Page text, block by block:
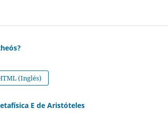
(Inglés)
E de Aristóteles